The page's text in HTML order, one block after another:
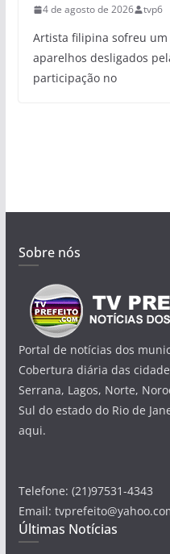
4 de agosto de 2026 tvp6
Artista filipina sofreu um
aparelhos desligados
participação no
Sobre nós
Portal de notícias dos
Cobertura diária das
Serrana, Lagos, Norte,
Sul do estado do Rio de
aqui.
Telefone: (21)97531-4343
Email:
Últimas Notícias